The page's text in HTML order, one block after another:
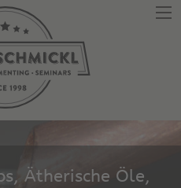
Ätherische Öle,